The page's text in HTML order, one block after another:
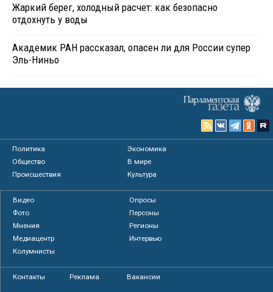
Жаркий берег, холодный расчет: как безопасно
отдохнуть у воды
Академик РАН рассказал, опасен ли для России супер
Эль-Ниньо
Политика
Экономика
Общество
В мире
Происшествия
Культура
Видео
Опросы
Фото
Персоны
Мнения
Регионы
Медиацентр
Интервью
Колумнисты
Контакты Реклама Вакансии